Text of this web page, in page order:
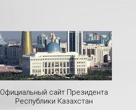
Официальный сайт Президента
Республики Казахстан